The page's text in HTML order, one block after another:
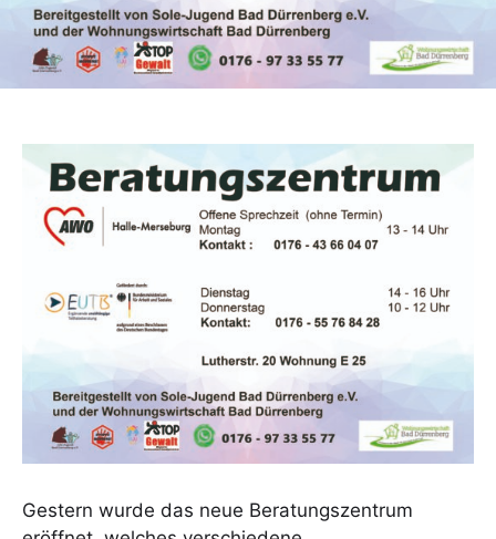
Gestern wurde das neue Beratungszentrum